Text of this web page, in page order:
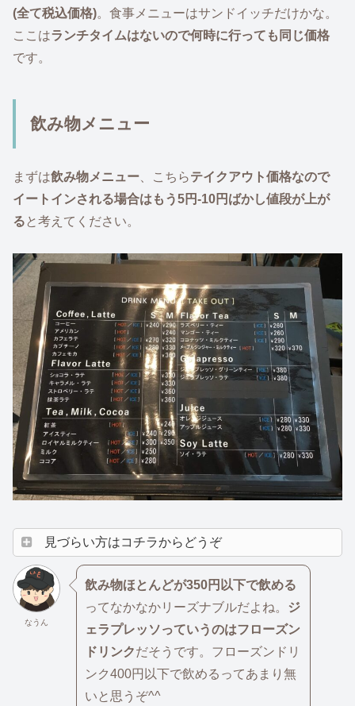
(全て税込価格)。食事メニューはサンドイッチだけかな。
ここはランチタイムはないので何時に行っても同じ価格
です。
飲み物メニュー
まずは飲み物メニュー 、こちらテイクアウト価格なので
イートインされる場合はもう5円-10円ばかし値段が上が
る と考えてください。
見づらい方はコチラからどうぞ
なうん
飲み物ほとんどが350円以下で飲める
ってなかなかリーズナブルだよね。 ジ
ェラプレッソっていうのはフローズン
ドリンクだそうです。フローズンドリ
ンク400円以下で飲めるってあまり無
いと思うぞ^^